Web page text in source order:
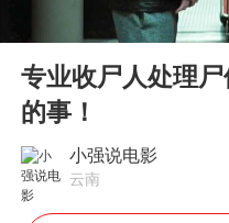
浙
Play
专业收尸人处理
的事！
小强说电影
云南